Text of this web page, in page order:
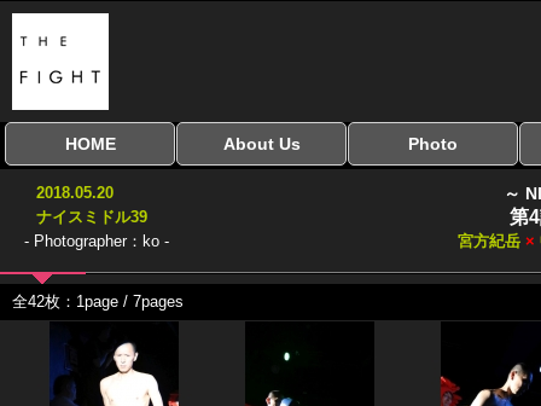
HOME
全興行を表示
ナイスミドル
アマチュアキック
協議会
全日本学生キック
建武館キッズ大会
Bigbang
おやじファイト
About Us Photo
2018.05.20
ナイスミドル39
- Photographer：ko -
～
第
宮方紀岳 ×
全42枚：1page / 7pages